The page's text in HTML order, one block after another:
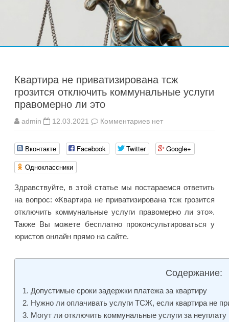
Квартира не приватизирована тсж
грозится отключить коммунальные услуги
правомерно ли это
admin 12.03.2021 Комментариевк
не
приватизирована
тсж
услуги
правомерно
ли
нет
Вконтакте Facebook Twitter
Google+
Одноклассники
Здравствуйте, в этой статье мы постараемся ответить
на вопрос: «Квартира не приватизирована тсж грозится
отключить коммунальные услуги правомерно ли это».
Также Вы можете бесплатно проконсультироваться у
юристов онлайн прямо на сайте.
Содержание:
Допустимые сроки задержки платежа за квартиру
Нужно ли оплачивать услуги ТСЖ, если квартира не
Могут ли отключить коммунальные услуги за неуплату